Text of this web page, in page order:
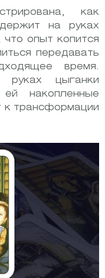
как
на руках
опыт копится
передавать
время.
цыганки
накопленные
к трансформации